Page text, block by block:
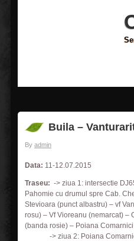
Buila –
By admin
Data: 11-12.07.2015
Traseu: -> ziua 1: intersectie
Pahomie cu drumul spre Cab.
Stevioara (punct albastru) – vf
rosu) – Vf Vioreanu (nemarcat) –
(banda rosie) – Poiana
-> ziua 2: Poiana